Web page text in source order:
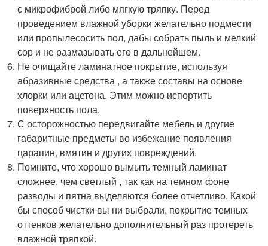
с микрофиброй либо мягкую тряпку. Перед
проведением влажной уборки желательно подмести
или пропылесосить пол, дабы собрать пыль и мелкий
сор и не размазывать его в дальнейшем.
Не очищайте ламинатное покрытие, используя
абразивные средства , а также составы на основе
хлорки или ацетона. Этим можно испортить
поверхность пола.
С осторожностью передвигайте мебель и другие
габаритные предметы во избежание появления
царапин, вмятин и других повреждений.
Помните, что хорошо вымыть темный ламинат
сложнее, чем светлый , так как на темном фоне
разводы и пятна выделяются более отчетливо. Какой
бы способ чистки вы ни выбрали, покрытие темных
оттенков желательно дополнительный раз протереть
влажной тряпкой.